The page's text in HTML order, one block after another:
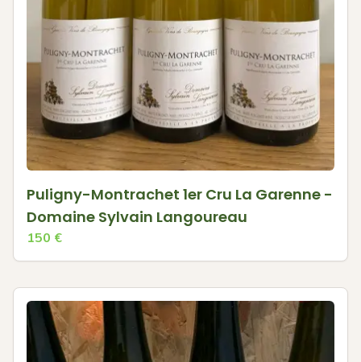
Puligny-Montrachet 1er Cru La Garenne -
Domaine Sylvain Langoureau
150 €